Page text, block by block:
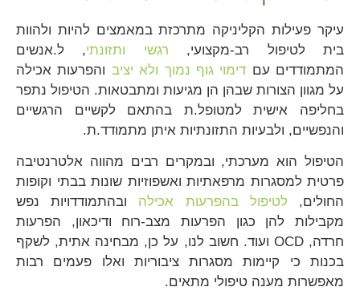
עיקר פעילות הקליניקה מתרכזת במאמצים להיות ולהוות
בית לטיפול רב-מקצועי, רגשי ותזונתי, ל.אנשים
המתמודדים עם דימוי גוף נמוך ולא יציב והפרעות אכילה
על מגוון הצורות שבהן הן מגיעות ומתבטאות. הטיפול נתפר
בחליפה אישית למטופל.ת בהתאם לקשיים הרגשיים
והנפשיים, ולבעיות התזונתיות איתן מתמודד.ת.
הטיפול הוא מערכתי, ובמקרים רבים מהווה אלטרנטיבה
פרטית למסגרות מרפאתיות ואשפוזיות שונות בבתי וקופות
החולים, לטיפול בהפרעות אכילה ובהתמודדויות נפש
מקבילות להן כגון הפרעות מצב-רוח ודיכאון, הפרעות
חרדה, OCD ועוד. חשוב לנו, על כן, מבחינה אתית, לשקף
בכנות כי קיימות מסגרות ציבוריות ואלו פעמים רבות
מאפשרות מענה טיפולי מתאים.